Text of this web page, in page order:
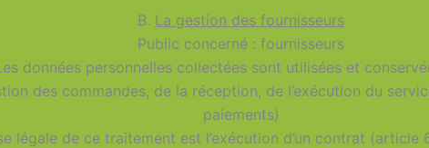
B. La gestion des fournisseurs
Public concerné : fournisseurs
données personnelles collectées sont utilisées et
des commandes, de la réception, de l’exécution du
paiements)
légale de ce traitement est l’exécution d’un contrat (article